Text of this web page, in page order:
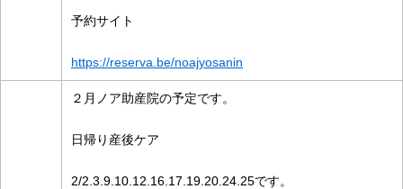
予約サイト
https://reserva.be/noajyosanin
２月ノア助産院の予定です。
日帰り産後ケア
2/2.3.9.10.12.16.17.19.20.24.25です。